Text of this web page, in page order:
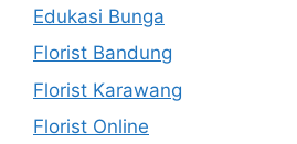
Edukasi Bunga
Florist Bandung
Florist Karawang
Florist Online